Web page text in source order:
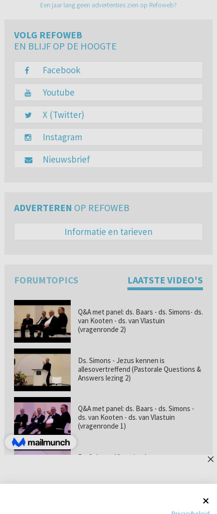
Een jaar lang geen advertenties zien op Refoweb?
VOLG REFOWEB
EN BLIJF OP DE HOOGTE
Facebook
Youtube
X (Twitter)
Instagram
Nieuwsbrief
ADVERTEREN OP REFOWEB
Informatie en tarieven
FORUMTOPICS LAATSTE VIDEO'S
Q&A met panel: ds. Baars - ds. Simons- ds.
van Kooten - ds. van Vlastuin
(vragenronde 2)
Ds. Simons - Jezus kennen is
allesovertreffend (Pastorale Questions &
Answers lezing 2)
Q&A met panel: ds. Baars - ds. Simons -
ds. van Kooten - ds. van Vlastuin
(vragenronde 1)
Prof. dr. van Vlastuin - Is